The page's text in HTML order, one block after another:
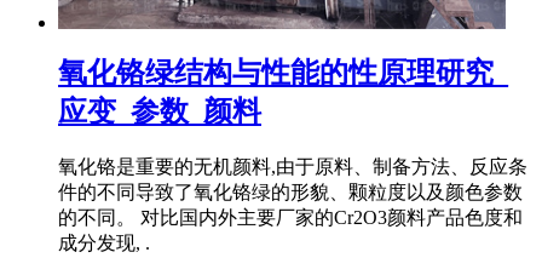
氧化铬绿结构与性能的性原理研究_
应变_参数_颜料
氧化铬是重要的无机颜料,由于原料、制备方法、反应条
件的不同导致了氧化铬绿的形貌、颗粒度以及颜色参数
的不同。 对比国内外主要厂家的Cr2O3颜料产品色度和
成分发现, .